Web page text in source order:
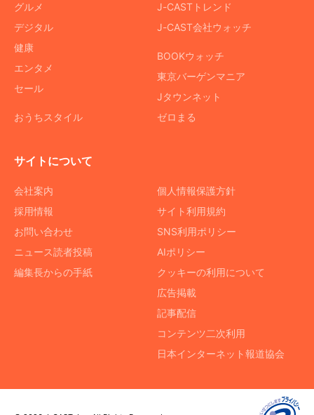
グルメ
デジタル
健康
エンタメ
セール
おうちスタイル
J-CASTトレンド
J-CAST会社ウォッチ
BOOKウォッチ
東京バーゲンマニア
Jタウンネット
ゼロまる
サイトについて
会社案内
採用情報
お問い合わせ
ニュース読者投稿
編集長からの手紙
個人情報保護方針
サイト利用規約
SNS利用ポリシー
AIポリシー
クッキーの利用について
広告掲載
記事配信
コンテンツ二次利用
日本インターネット報道協会